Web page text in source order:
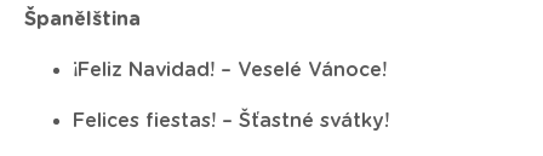
Španělština
¡Feliz Navidad! – Veselé Vánoce!
Felices fiestas! – Šťastné svátky!